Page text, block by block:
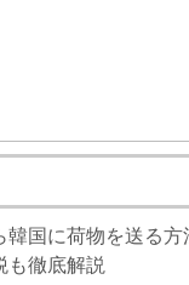
韓国に荷物を送る方
も徹底解説